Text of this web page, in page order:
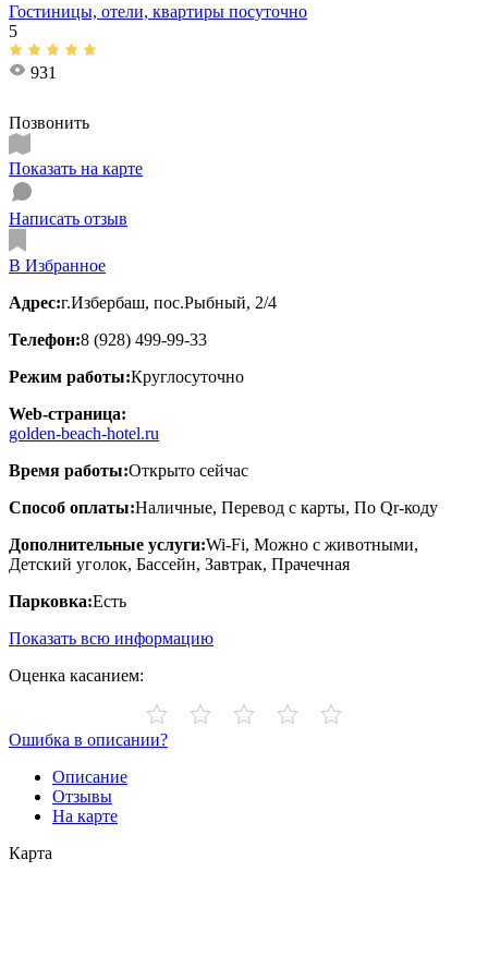
Гостиницы, отели, квартиры посуточно
5
931
Позвонить
Показать на карте
Написать отзыв
В Избранное
Адрес:г.Избербаш, пос.Рыбный, 2/4
Телефон:8 (928) 499-99-33
Режим работы:Круглосуточно
Web-страница:
golden-beach-hotel.ru
Время работы:Открыто сейчас
Способ оплаты:Наличные, Перевод с карты, По Qr-коду
Дополнительные услуги:Wi-Fi, Можно с животными,
Детский уголок, Бассейн, Завтрак, Прачечная
Парковка:Есть
Показать всю информацию
Оценка касанием:
Ошибка в описании?
Описание
Отзывы
На карте
Карта